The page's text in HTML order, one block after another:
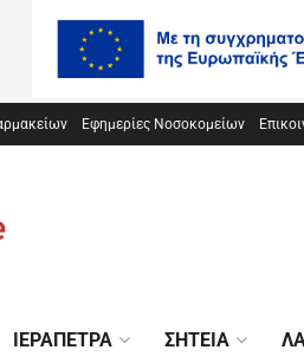
Εφημερίες Νοσοκομείων
ΙΕΡΆΠΕΤΡΑ ΣΗΤΕΊΑ